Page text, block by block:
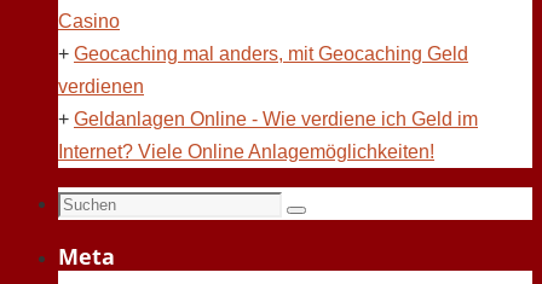
Casino
+ Geocaching mal anders, mit Geocaching Geld
verdienen
+ Geldanlagen Online - Wie verdiene ich Geld im
Internet? Viele Online Anlagemöglichkeiten!
Suchen
Suchen
Meta